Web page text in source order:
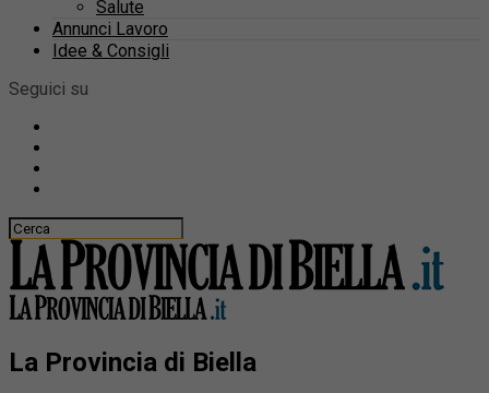
Salute
Annunci Lavoro
Idee & Consigli
Seguici su
La Provincia di Biella